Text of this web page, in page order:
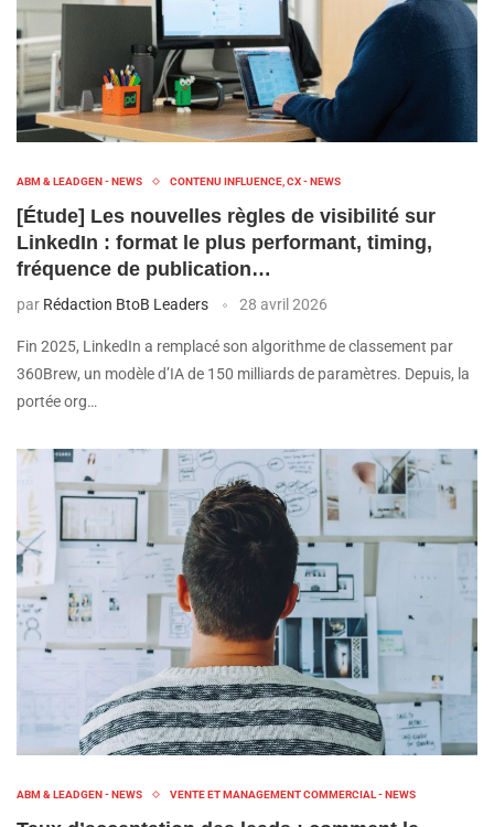
ABM & LEADGEN - NEWS CONTENU INFLUENCE, CX - NEWS
[Étude] Les nouvelles règles de visibilité sur
LinkedIn : format le plus performant, timing,
fréquence de publication…
par Rédaction BtoB Leaders 28 avril 2026
Fin 2025, LinkedIn a remplacé son algorithme de classement par
360Brew, un modèle d’IA de 150 milliards de paramètres. Depuis, la
portée org…
ABM & LEADGEN - NEWS VENTE ET MANAGEMENT COMMERCIAL - NEWS